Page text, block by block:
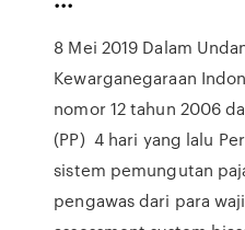
8 Mei 2019 Dalam
Kewarganegaraan
nomor 12 tahun 2006
(PP) 4 hari yang lalu
sistem pemungutan
pengawas dari para